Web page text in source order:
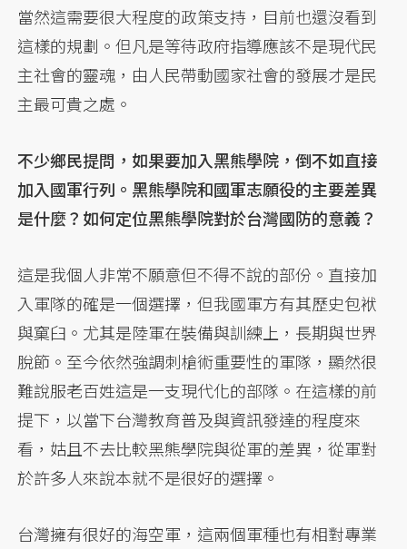
當然這需要很大程度的政策支持，目前也還沒看到
這樣的規劃。但凡是等待政府指導應該不是現代民
主社會的靈魂，由人民帶動國家社會的發展才是民
主最可貴之處。
不少鄉民提問，如果要加入黑熊學院，倒不如直接
加入國軍行列。黑熊學院和國軍志願役的主要差異
是什麼？如何定位黑熊學院對於台灣國防的意義？
這是我個人非常不願意但不得不說的部份。直接加
入軍隊的確是一個選擇，但我國軍方有其歷史包袱
與窠臼。尤其是陸軍在裝備與訓練上，長期與世界
脫節。至今依然強調刺槍術重要性的軍隊，顯然很
難說服老百姓這是一支現代化的部隊。在這樣的前
提下，以當下台灣教育普及與資訊發達的程度來
看，姑且不去比較黑熊學院與從軍的差異，從軍對
於許多人來說本就不是很好的選擇。
台灣擁有很好的海空軍，這兩個軍種也有相對專業